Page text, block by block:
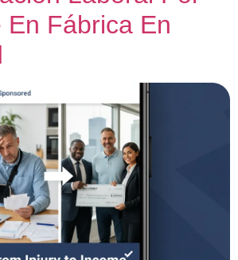
En Fábrica En